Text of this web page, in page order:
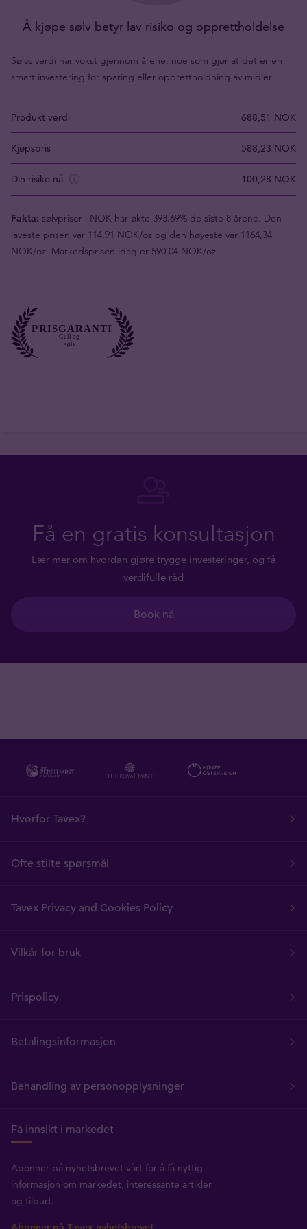
Å kjøpe sølv betyr lav risiko og opprettholdelse
Sølvs verdi har vokst gjennom årene, noe som gjør at det er en
smart investering for sparing eller opprettholdning av midler.
Produkt verdi 688,51 NOK
Kjøpspris 588,23 NOK
Din risiko nå 100,28 NOK
Fakta: sølvpriser i NOK har økte 393.69% de siste 8 årene. Den
laveste prisen var 114,91 NOK/oz og den høyeste var 1164,34
NOK/oz. Markedsprisen idag er 590,04 NOK/oz
Få en gratis konsultasjon
Lær mer om hvordan gjøre trygge investeringer, og få
verdifulle råd
Book nå
Hvorfor Tavex?
Ofte stilte spørsmål
Tavex Privacy and Cookies Policy
Vilkår for bruk
Prispolicy
Betalingsinformasjon
Behandling av personopplysninger
Få innsikt i markedet
Abonner på nyhetsbrevet vårt for å få nyttig
informasjon om markedet, interessante artikler
og tilbud.